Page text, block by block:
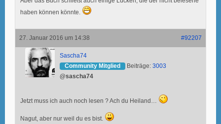
haben können könnte.
27. Januar 2016 um 14:38 #92207
Sascha74
Community Mitglied
Beiträge: 3003
@sascha74
Jetzt muss ich auch noch lesen ? Ach du Heiland…
Nagut, aber nur weil du es bist.